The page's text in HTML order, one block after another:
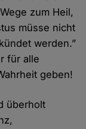
zum Heil,
müsse nicht
werden.”
für alle
geben!
überholt